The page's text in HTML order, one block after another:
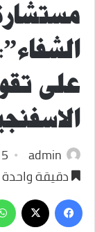
على
admin
15
دقيقة واحدة
فيسبوك
‫X